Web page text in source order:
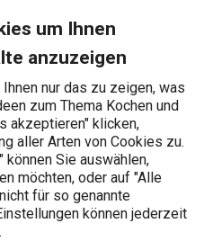
um Ihnen
anzuzeigen
nur das zu zeigen, was
zum Thema Kochen und
akzeptieren" klicken,
aller Arten von Cookies zu.
Sie auswählen,
möchten, oder auf "Alle
für so genannte
können jederzeit
.
43 x 27 cm
Versandkostenfrei